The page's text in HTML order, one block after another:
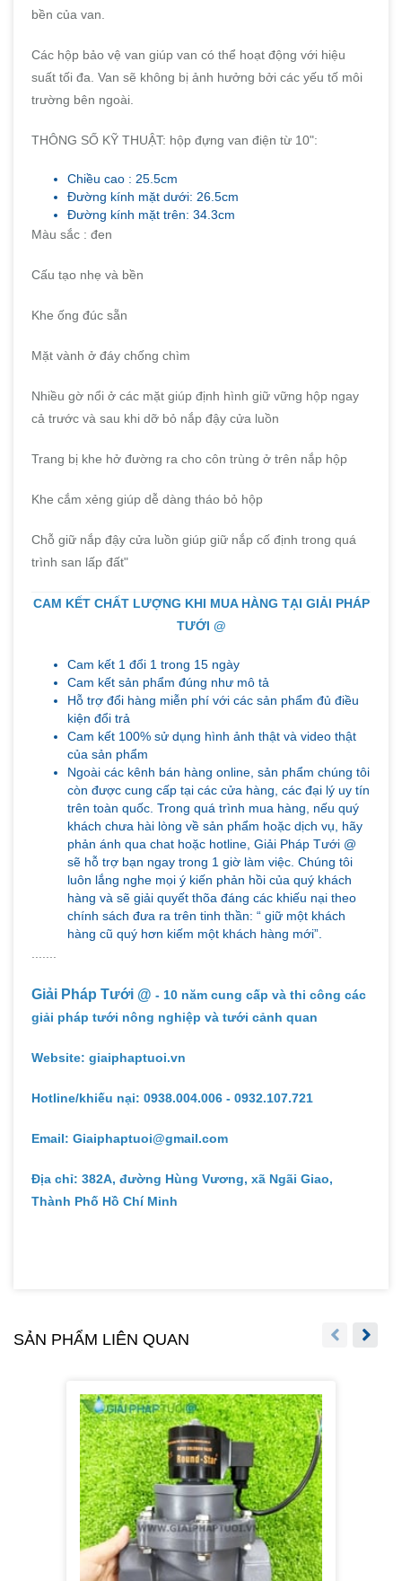
bền của van.
Các hộp bảo vệ van giúp van có thể hoạt động với hiệu
suất tối đa. Van sẽ không bị ảnh hưởng bởi các yếu tố môi
trường bên ngoài.
THÔNG SỐ KỸ THUẬT: hộp đựng van điện từ 10":
Chiều cao : 25.5cm
Đường kính mặt dưới: 26.5cm
Đường kính mặt trên: 34.3cm
Màu sắc : đen
Cấu tạo nhẹ và bền
Khe ống đúc sẵn
Mặt vành ở đáy chống chìm
Nhiều gờ nổi ở các mặt giúp định hình giữ vững hộp ngay
cả trước và sau khi dỡ bỏ nắp đậy cửa luồn
Trang bị khe hở đường ra cho côn trùng ở trên nắp hộp
Khe cắm xẻng giúp dễ dàng tháo bỏ hộp
Chỗ giữ nắp đậy cửa luồn giúp giữ nắp cố định trong quá
trình san lấp đất"
CAM KẾT CHẤT LƯỢNG KHI MUA HÀNG TẠI GIẢI PHÁP
TƯỚI @
Cam kết 1 đổi 1 trong 15 ngày
Cam kết sản phẩm đúng như mô tả
Hỗ trợ đổi hàng miễn phí với các sản phẩm đủ điều
kiện đổi trả
Cam kết 100% sử dụng hình ảnh thật và video thật
của sản phẩm
Ngoài các kênh bán hàng online, sản phẩm chúng tôi
còn được cung cấp tại các cửa hàng, các đại lý uy tín
trên toàn quốc. Trong quá trình mua hàng, nếu quý
khách chưa hài lòng về sản phẩm hoặc dịch vụ, hãy
phản ánh qua chat hoặc hotline, Giải Pháp Tưới @
sẽ hỗ trợ bạn ngay trong 1 giờ làm việc. Chúng tôi
luôn lắng nghe mọi ý kiến phản hồi của quý khách
hàng và sẽ giải quyết thõa đáng các khiếu nại theo
chính sách đưa ra trên tinh thần: “ giữ một khách
hàng cũ quý hơn kiếm một khách hàng mới”.
Giải Pháp Tưới @ - 10 năm cung cấp và thi công các
giải pháp tưới nông nghiệp và tưới cảnh quan
Website: giaiphaptuoi.vn
Hotline/khiếu nại: 0938.004.006 - 0932.107.721
Email: Giaiphaptuoi@gmail.com
Địa chỉ: 382A, đường Hùng Vương, xã Ngãi Giao,
Thành Phố Hồ Chí Minh
SẢN PHẨM LIÊN QUAN